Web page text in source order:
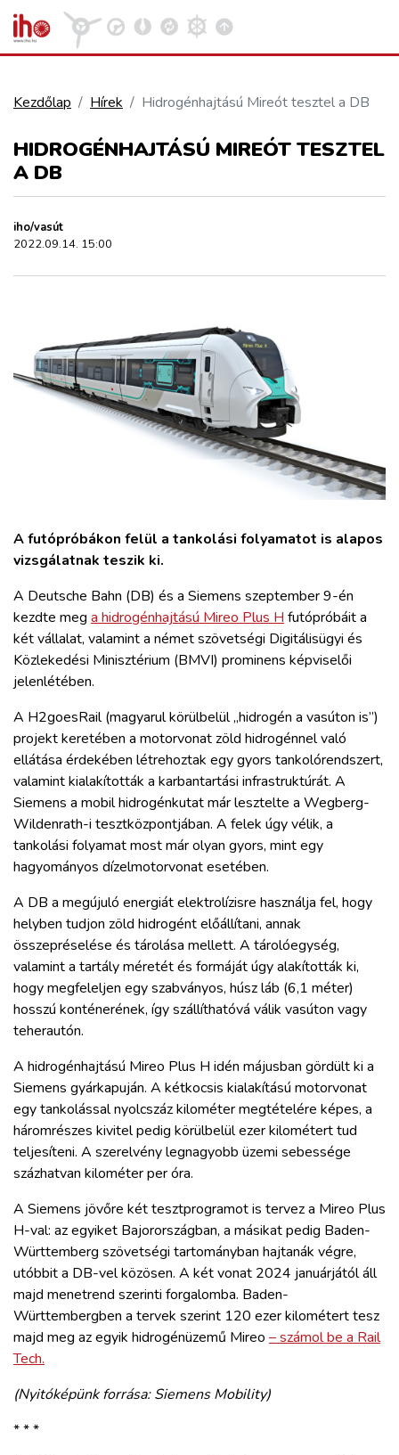
REPÜLÉS
ELLÁTÁSI LÁNC
ZÖLDÚT
ARCHÍVUM
WEBSHOP
BELÉPÉS
REGISZTRÁCIÓ
Kezdőlap Hírek Hidrogénhajtású Mireót tesztel a DB
HIDROGÉNHAJTÁSÚ MIREÓT TESZTEL
A DB
iho/vasút
2022.09.14. 15:00
A futópróbákon felül a tankolási folyamatot is alapos
vizsgálatnak teszik ki.
A Deutsche Bahn (DB) és a Siemens szeptember 9-én
kezdte meg a hidrogénhajtású Mireo Plus H futópróbáit a
két vállalat, valamint a német szövetségi Digitálisügyi és
Közlekedési Minisztérium (BMVI) prominens képviselői
jelenlétében.
A H2goesRail (magyarul körülbelül „hidrogén a vasúton is”)
projekt keretében a motorvonat zöld hidrogénnel való
ellátása érdekében létrehoztak egy gyors tankolórendszert,
valamint kialakították a karbantartási infrastruktúrát. A
Siemens a mobil hidrogénkutat már lesztelte a Wegberg-
Wildenrath-i tesztközpontjában. A felek úgy vélik, a
tankolási folyamat most már olyan gyors, mint egy
hagyományos dízelmotorvonat esetében.
A DB a megújuló energiát elektrolízisre használja fel, hogy
helyben tudjon zöld hidrogént előállítani, annak
összepréselése és tárolása mellett. A tárolóegység,
valamint a tartály méretét és formáját úgy alakították ki,
hogy megfeleljen egy szabványos, húsz láb (6,1 méter)
hosszú konténerének, így szállíthatóvá válik vasúton vagy
teherautón.
A hidrogénhajtású Mireo Plus H idén májusban gördült ki a
Siemens gyárkapuján. A kétkocsis kialakítású motorvonat
egy tankolással nyolcszáz kilométer megtételére képes, a
háromrészes kivitel pedig körülbelül ezer kilométert tud
teljesíteni. A szerelvény legnagyobb üzemi sebessége
százhatvan kilométer per óra.
A Siemens jövőre két tesztprogramot is tervez a Mireo Plus
H-val: az egyiket Bajorországban, a másikat pedig Baden-
Württemberg szövetségi tartományban hajtanák végre,
utóbbit a DB-vel közösen. A két vonat 2024 januárjától áll
majd menetrend szerinti forgalomba. Baden-
Württembergben a tervek szerint 120 ezer kilométert tesz
majd meg az egyik hidrogénüzemű Mireo – számol be a Rail
Tech.
(Nyitóképünk forrása: Siemens Mobility)
* * *